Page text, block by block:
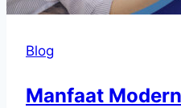
Blog
Manfaat